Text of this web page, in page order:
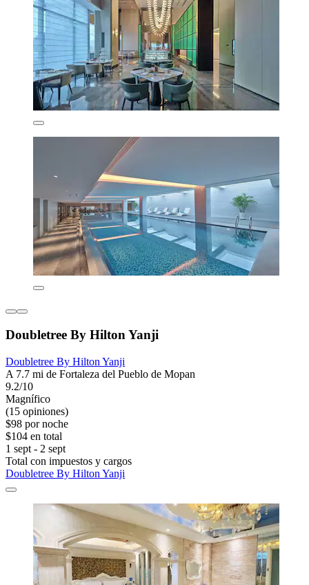
Doubletree By Hilton Yanji
Doubletree By Hilton Yanji
A 7.7 mi de Fortaleza del Pueblo de Mopan
9.2/10
Magnífico
(15 opiniones)
$98 por noche
$104 en total
1 sept - 2 sept
Total con impuestos y cargos
Doubletree By Hilton Yanji